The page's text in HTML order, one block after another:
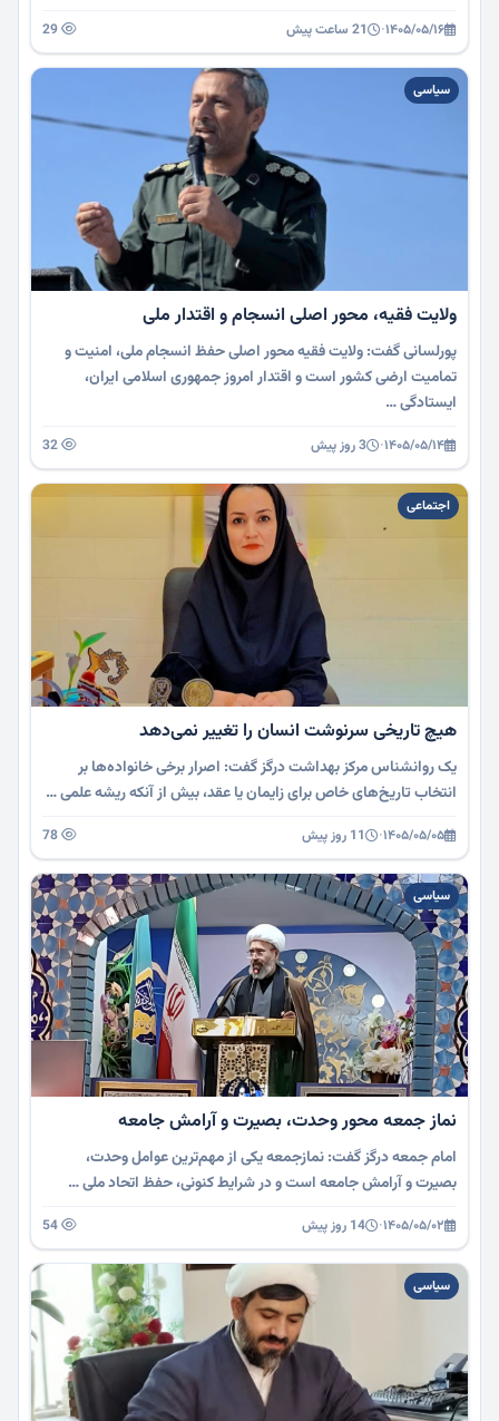
۱۴۰۵/۰۵/۱۶· 21 ساعت پیش
سیاسی
ولایت فقیه، محور اصلی انسجام و اقتدار ملی
پورلسانی گفت: ولایت فقیه محور اصلی حفظ انسجام ملی، امنیت و
تمامیت ارضی کشور است و اقتدار امروز جمهوری اسلامی ایران،
ایستادگی …
۱۴۰۵/۰۵/۱۴· 3 روز پیش
اجتماعی
هیچ تاریخی سرنوشت انسان را تغییر نمی‌دهد
یک روانشناس مرکز بهداشت درگز گفت: اصرار برخی خانواده‌ها بر
انتخاب تاریخ‌های خاص برای زایمان یا عقد، بیش از آنکه ریشه علمی …
۱۴۰۵/۰۵/۰۵· 11 روز پیش
سیاسی
نماز جمعه محور وحدت، بصیرت و آرامش جامعه
امام جمعه درگز گفت: نمازجمعه یکی از مهم‌ترین عوامل وحدت،
بصیرت و آرامش جامعه است و در شرایط کنونی، حفظ اتحاد ملی …
۱۴۰۵/۰۵/۰۲· 14 روز پیش
سیاسی